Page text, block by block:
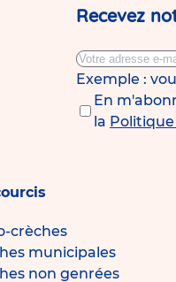
Recevez
Exemple :
En
la
crèches
municipales
non genrées